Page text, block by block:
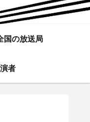
国の放送局
者